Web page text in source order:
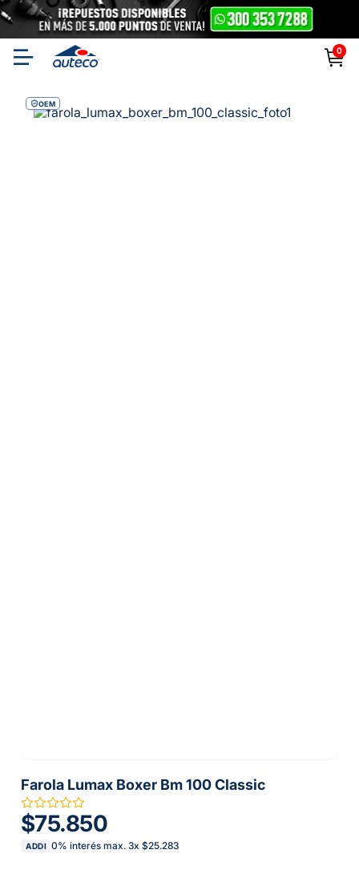
0
OEM
Farola Lumax Boxer Bm 100 Classic
$75.850
ADDI 0% interés max. 3x $25.283